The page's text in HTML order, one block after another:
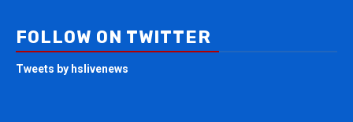
FOLLOW ON TWITTER
Tweets by hslivenews